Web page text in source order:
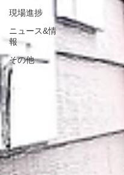
現場進捗
ニュース&情
報
その他